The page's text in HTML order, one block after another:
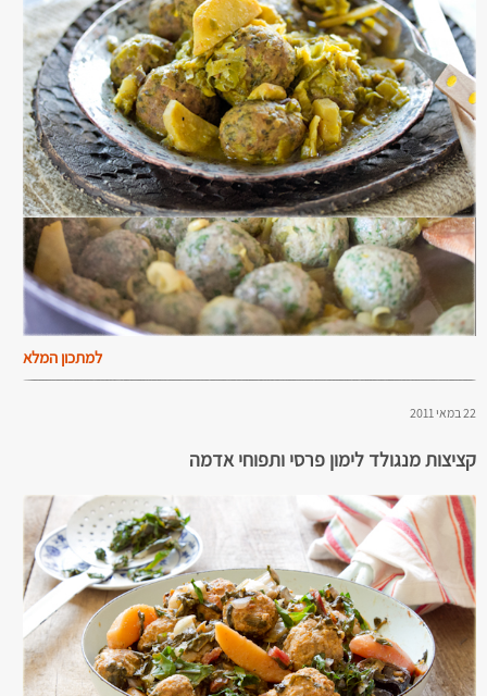
למתכון המלא
22 במאי 2011
קציצות מנגולד לימון פרסי ותפוחי אדמה